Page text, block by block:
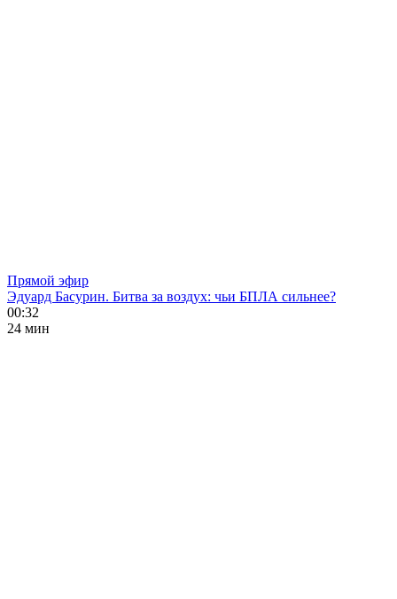
Прямой эфир
Эдуард Басурин. Битва за воздух: чьи БПЛА сильнее?
00:32
24 мин